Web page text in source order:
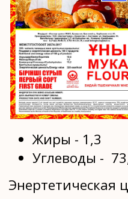
Жиры - 1,3
Углеводы -
Энертетическая
мешках